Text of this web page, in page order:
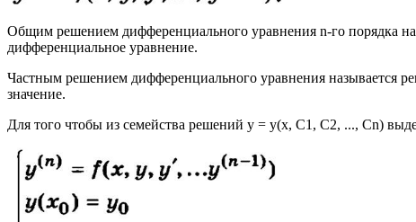
Общим решением дифференциального уравнения n-го порядка
дифференциальное уравнение.
Частным решением дифференциального уравнения называется
значение.
Для того чтобы из семейства решений у = у(х, C1, С2, ..., Сn)